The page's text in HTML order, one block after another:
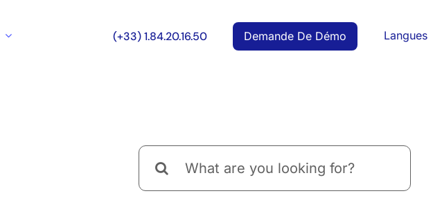
(+33) 1.84.20.16.50 Demande De Démo Langues
Rechercher: